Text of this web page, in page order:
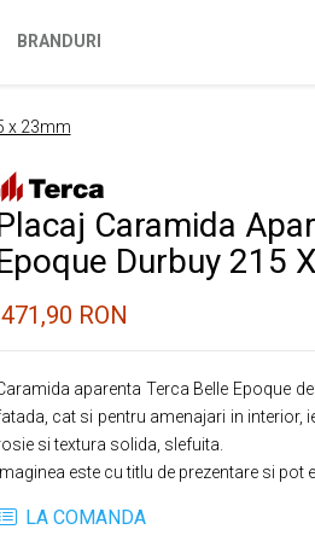
BRANDURI
x 23mm
Caramida
Durbuy 215
471,90 RON
aparenta Terca Belle Epoque
cat si pentru amenajari in interior,
si textura solida, slefuita.
Imaginea este cu titlu de prezentare si pot
LA COMANDA